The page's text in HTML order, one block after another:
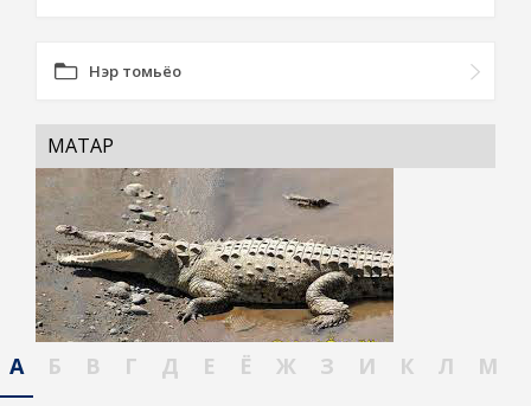
Нэр томьёо
МАТАР
А Б В Г Д Е Ё Ж З И К Л
М